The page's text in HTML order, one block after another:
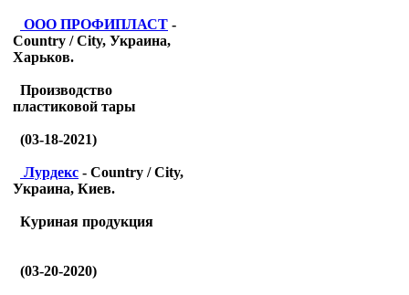
ООО ПРОФИПЛАСТ -
Country / City, Украина,
Харьков.
Производство
пластиковой тары
(03-18-2021)
Лурдекс - Country / City,
Украина, Киев.
Куриная продукция
(03-20-2020)